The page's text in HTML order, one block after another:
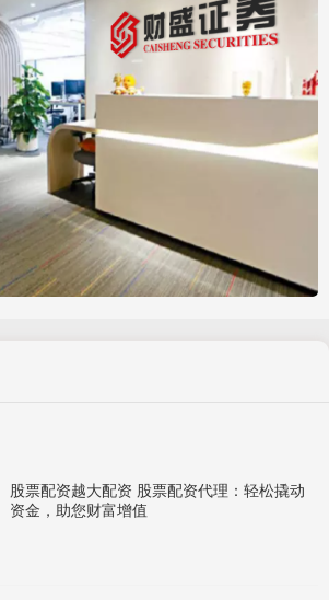
股票配资越大配资 股票配资代理：轻松撬动
资金，助您财富增值